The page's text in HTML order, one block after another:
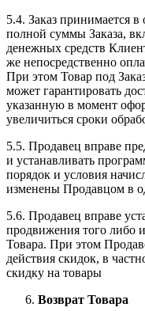
5.4. Заказ принимается
полной суммы Заказа,
денежных средств
же непосредственно
При этом Товар под
может гарантировать
указанную в момент
увеличиться сроки
5.5. Продавец вправе
и устанавливать
порядок и условия
изменены Продавцом в
5.6. Продавец вправе
продвижения того либо
Товара. При этом
действия скидок, в
скидку на товары
Возврат Товара